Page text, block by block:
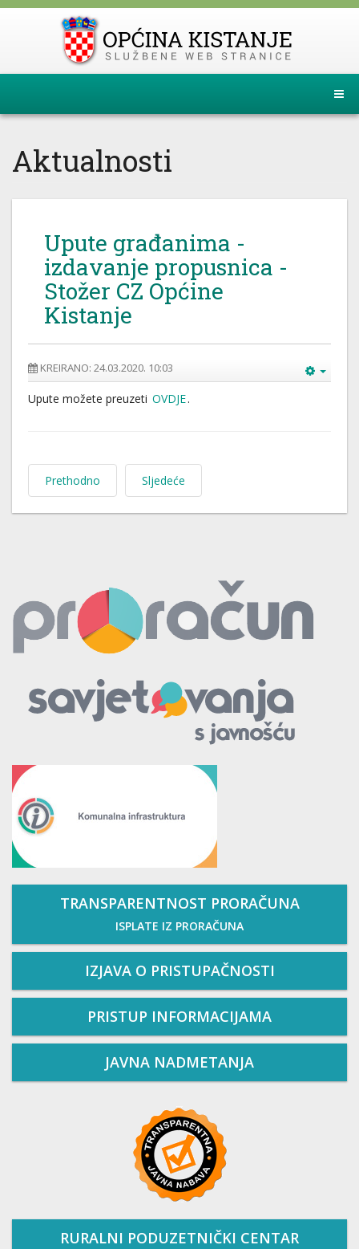
Aktualnosti
Upute građanima -
izdavanje propusnica -
Stožer CZ Općine
Kistanje
KREIRANO: 24.03.2020. 10:03
Upute možete preuzeti OVDJE.
Prethodno Sljedeće
TRANSPARENTNOST PRORAČUNA
ISPLATE IZ PRORAČUNA
IZJAVA O PRISTUPAČNOSTI
PRISTUP INFORMACIJAMA
JAVNA NADMETANJA
RURALNI PODUZETNIČKI CENTAR